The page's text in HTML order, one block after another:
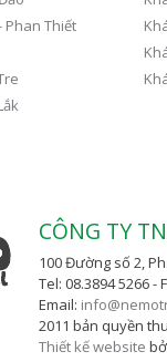
Phan Thiết
CÔNG TY
100 Đường số 2,
Tel: 08.3894 5266 -
Email:
2011 bản quyền
Thiết kế website